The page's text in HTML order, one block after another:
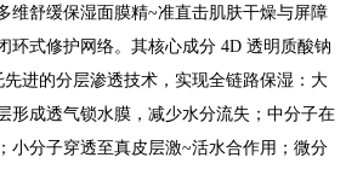
维舒缓保湿面膜精~准直击肌肤干燥与屏障
环式修护网络。其核心成分 4D 透明质酸钠
进的分层渗透技术，实现全链路保湿：大
形成透气锁水膜，减少水分流失；中分子在
小分子穿透至真皮层激~活水合作用；微分